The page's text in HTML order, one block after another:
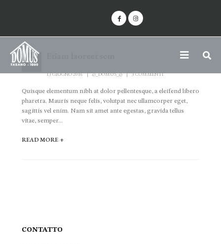
13 GIUGNO 2016 @_DOMUS_@ 3 COMMENTI
Quisque elementum nibh at dolor pellentesque, a eleifend libero
pharetra. Mauris neque felis, volutpat nec ullamcorper eget,
sagittis vel enim. Nam sit amet ante egestas, gravida tellus
vitae, semper...
READ MORE +
CONTATTO